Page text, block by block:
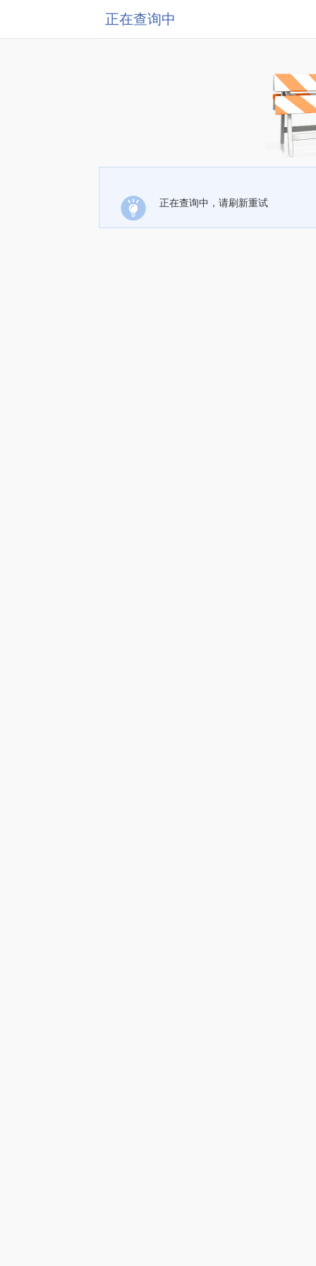
正在查询中
正在查询中，请刷新重试